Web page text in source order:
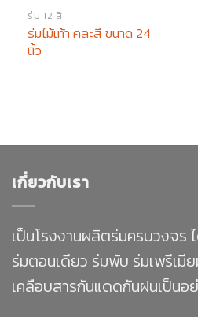
ร่ม 12 สี
ร่มไม้เท้า คละสี ขนาด 24
นิ้ว
เกี่ยวกับเรา
เป็นโรงงานผลิตร่มครบวงจร
ร่มตอนเดียว ร่มพับ ร่มเพรีเมี
เคลือบสารกันแดดกันฝนเป็นอ